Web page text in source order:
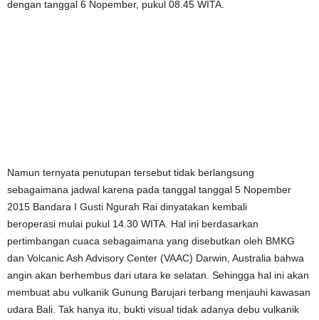
dengan tanggal 6 Nopember, pukul 08.45 WITA.
Namun ternyata penutupan tersebut tidak berlangsung
sebagaimana jadwal karena pada tanggal tanggal 5 Nopember
2015 Bandara I Gusti Ngurah Rai dinyatakan kembali
beroperasi mulai pukul 14.30 WITA. Hal ini berdasarkan
pertimbangan cuaca sebagaimana yang disebutkan oleh BMKG
dan Volcanic Ash Advisory Center (VAAC) Darwin, Australia bahwa
angin akan berhembus dari utara ke selatan. Sehingga hal ini akan
membuat abu vulkanik Gunung Barujari terbang menjauhi kawasan
udara Bali. Tak hanya itu, bukti visual tidak adanya debu vulkanik